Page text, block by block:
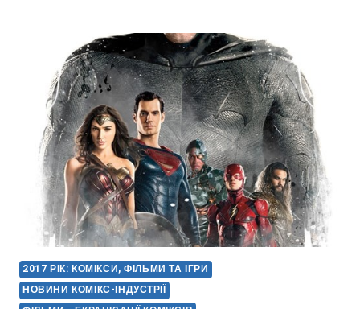
ЗА
КНИГАМИ
СТІВЕНА
КІНГА
2017 РІК: КОМІКСИ, ФІЛЬМИ ТА ІГРИ
НОВИНИ КОМІКС-ІНДУСТРІЇ